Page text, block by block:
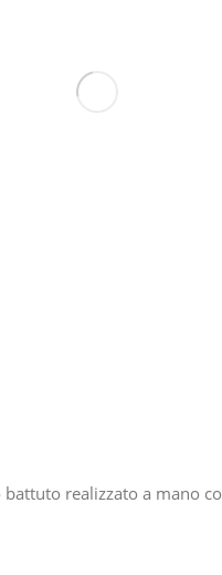
realizzato a mano